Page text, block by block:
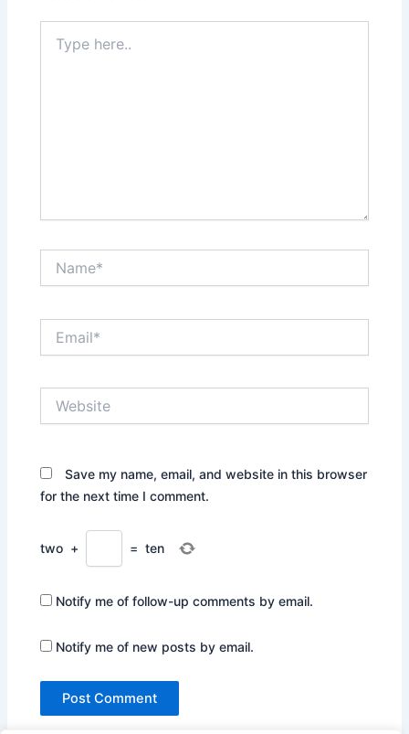
here..
Save my name, email, and website in this browser
for the next time I comment.
two + = ten
Notify me of follow-up comments by email.
Notify me of new posts by email.